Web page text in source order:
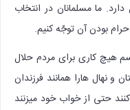
ما مسلمانان در انتخاب
بودن آن توجّه کنیم.
هیچ کاری برای مردم حلال
و نهال هارا همانند فرزندان
حتی از خواب خود میزنند